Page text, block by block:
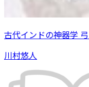
古代インドの神器学
川村悠人